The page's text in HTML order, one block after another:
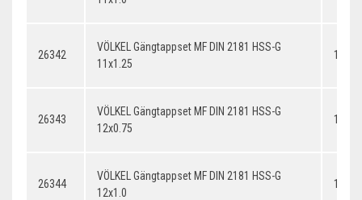
26342
VÖLKEL Gängtappset MF DIN 2181 HSS-G
11x1.25
26343
VÖLKEL Gängtappset MF DIN 2181 HSS-G
12x0.75
26344
VÖLKEL Gängtappset MF DIN 2181 HSS-G
12x1.0